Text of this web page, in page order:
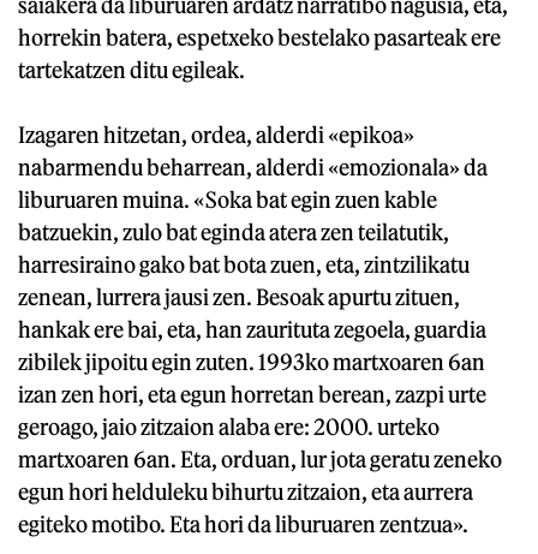
horrekin batera, espetxeko bestelako pasarteak ere
tartekatzen ditu egileak.
Izagaren hitzetan, ordea, alderdi «epikoa»
nabarmendu beharrean, alderdi «emozionala» da
liburuaren muina. «Soka bat egin zuen kable
batzuekin, zulo bat eginda atera zen teilatutik,
harresiraino gako bat bota zuen, eta, zintzilikatu
zenean, lurrera jausi zen. Besoak apurtu zituen,
hankak ere bai, eta, han zaurituta zegoela, guardia
zibilek jipoitu egin zuten. 1993ko martxoaren 6an
izan zen hori, eta egun horretan berean, zazpi urte
geroago, jaio zitzaion alaba ere: 2000. urteko
martxoaren 6an. Eta, orduan, lur jota geratu zeneko
egun hori helduleku bihurtu zitzaion, eta aurrera
egiteko motibo. Eta hori da liburuaren zentzua».